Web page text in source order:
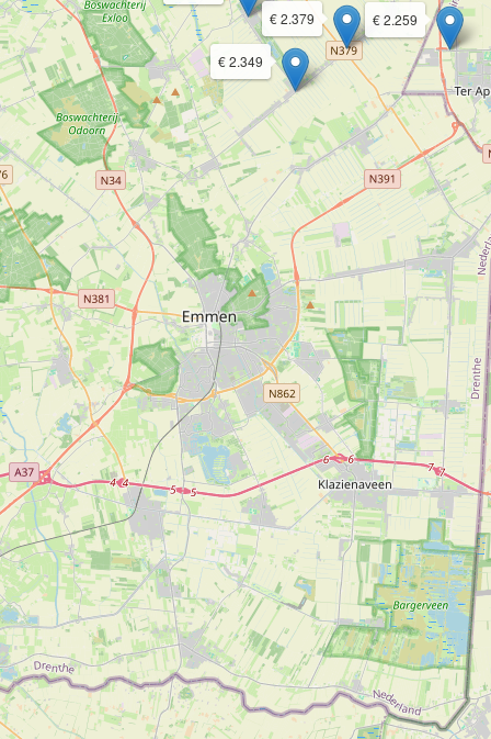
€ 2.259
€ 2.349
€ 2.379